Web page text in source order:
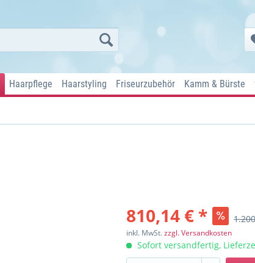
Haarpflege Haarstyling Friseurzubehör Kamm & Bürste
810,14 € *
inkl. MwSt.zzgl. Versandkosten
Sofort versandfertig,